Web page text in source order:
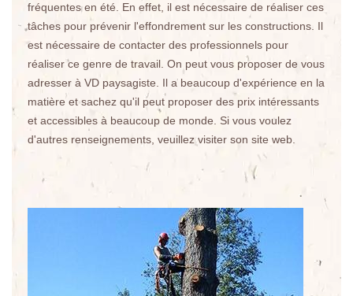
fréquentes en été. En effet, il est nécessaire de réaliser ces
tâches pour prévenir l'effondrement sur les constructions. Il
est nécessaire de contacter des professionnels pour
réaliser ce genre de travail. On peut vous proposer de vous
adresser à VD paysagiste. Il a beaucoup d'expérience en la
matière et sachez qu'il peut proposer des prix intéressants
et accessibles à beaucoup de monde. Si vous voulez
d'autres renseignements, veuillez visiter son site web.